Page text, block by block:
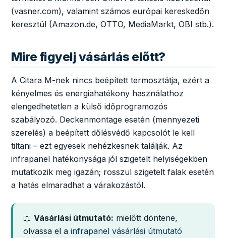
(vasner.com), valamint számos európai kereskedőn
keresztül (Amazon.de, OTTO, MediaMarkt, OBI stb.).
Mire figyelj vásárlás előtt?
A Citara M-nek nincs beépített termosztátja, ezért a
kényelmes és energiahatékony használathoz
elengedhetetlen a külső időprogramozós
szabályozó. Deckenmontage esetén (mennyezeti
szerelés) a beépített dőlésvédő kapcsolót le kell
tiltani – ezt egyesek nehézkesnek találják. Az
infrapanel hatékonysága jól szigetelt helyiségekben
mutatkozik meg igazán; rosszul szigetelt falak esetén
a hatás elmaradhat a várakozástól.
📖 Vásárlási útmutató: mielőtt döntene,
olvassa el a infrapanel vásárlási útmutató